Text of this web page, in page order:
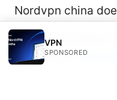
Nordvpn china
打开网页自动跳转
与防护要点免费加
VPN
SPONSORED